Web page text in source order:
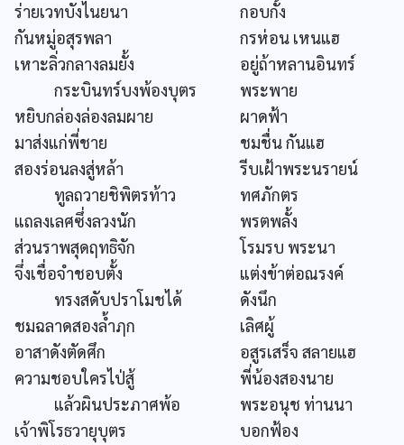
ร่ายเวทบังไนยนา
กอบกั้ง
กันหมู่อสุรพลา
กรห่อน เหนแฮ
เหาะลิ่วกลางลมยั้ง
อยู่ถ้าหลานอินทร์
กระบินทร์บงพ้องบุตร
พระพาย
หยิบกล่องล่องลมผาย
ผาดฟ้า
มาส่งแก่พี่ชาย
ชมชื่น กันแฮ
สองร่อนลงสู่หล้า
รีบเฝ้าพระนรายน์
ทูลถวายชิพิตรท้าว
ทศภักตร
แถลงเลศซึ่งลวงนัก
พรตพลั้ง
ส่วนราพสุดฤทธิจัก
โรมรบ พระนา
จึ่งเชื่อจำชอบตั้ง
แต่งข้าต่อณรงค์
ทรงสดับปราโมชได้
ดังนึก
ชมฉลาดสองล้ำฦก
เลิศผู้
อาสาดังตัดศึก
อสูรเสร็จ สลายแฮ
ความชอบใครไป่สู้
พี่น้องสองนาย
แล้วผินประภาศพ้อ
พระอนุช ท่านนา
เจ้าพิโรธวายุบุตร
บอกฟ้อง